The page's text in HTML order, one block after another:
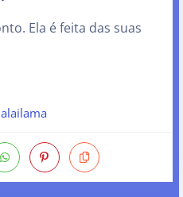
Ela é feita das suas